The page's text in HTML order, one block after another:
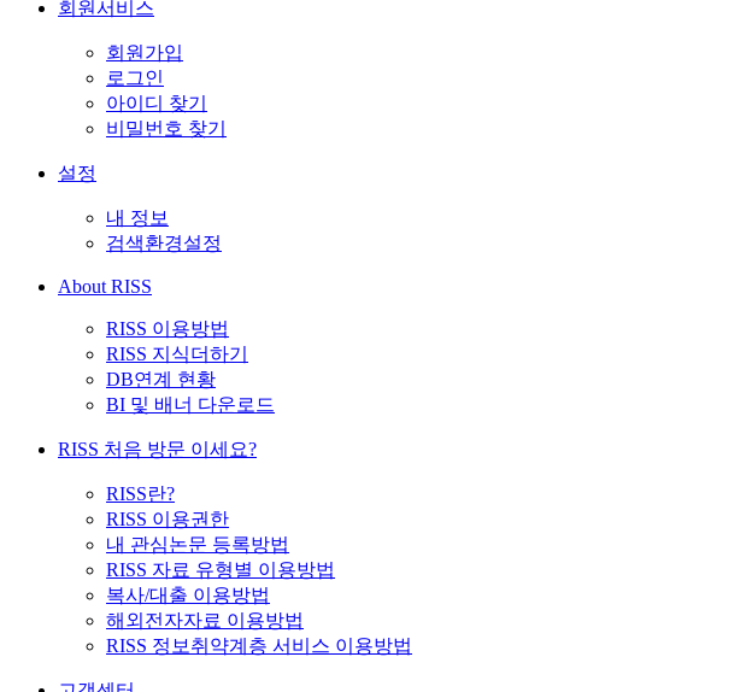
회원서비스
회원가입
로그인
아이디 찾기
비밀번호 찾기
설정
내 정보
검색환경설정
About RISS
RISS 이용방법
RISS 지식더하기
DB연계 현황
BI 및 배너 다운로드
RISS 처음 방문 이세요?
RISS란?
RISS 이용권한
내 관심논문 등록방법
RISS 자료 유형별 이용방법
복사/대출 이용방법
해외전자자료 이용방법
RISS 정보취약계층 서비스 이용방법